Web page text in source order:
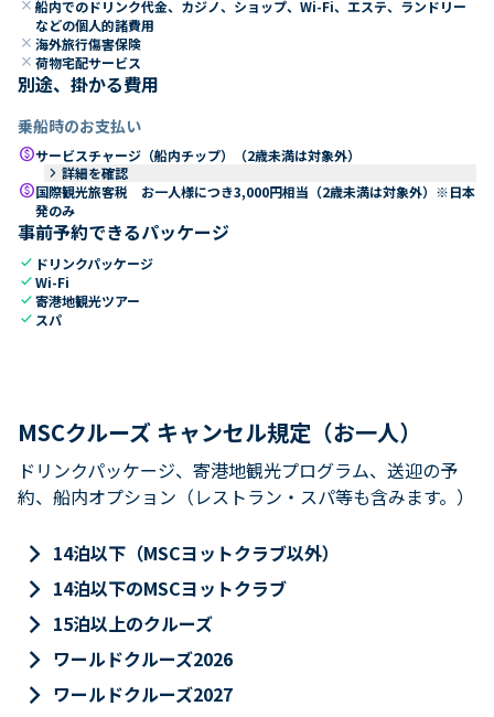
close 船内でのドリンク代金、カジノ、ショップ、Wi-Fi、エステ、ランドリー
などの個人的諸費用
close 海外旅行傷害保険
close 荷物宅配サービス
別途、掛かる費用
乗船時のお支払い
paidサービスチャージ（船内チップ）（2歳未満は対象外）
keyboard_arrow_right 詳細を確認
paid国際観光旅客税 お一人様につき3,000円相当（2歳未満は対象外）※日本
発のみ
事前予約できるパッケージ
check ドリンクパッケージ
checkWi-Fi
check寄港地観光ツアー
check スパ
MSCクルーズ キャンセル規定（お一人）
ドリンクパッケージ、寄港地観光プログラム、送迎の予
約、船内オプション（レストラン・スパ等も含みます。）
keyboard_arrow_right 14泊以下（MSCヨットクラブ以外）
keyboard_arrow_right 14泊以下のMSCヨットクラブ
keyboard_arrow_right 15泊以上のクルーズ
keyboard_arrow_right ワールドクルーズ2026
keyboard_arrow_right ワールドクルーズ2027